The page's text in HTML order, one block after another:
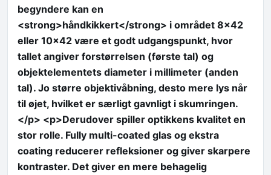
begyndere kan en
<strong>håndkikkert</strong> i området 8×42
eller 10×42 være et godt udgangspunkt, hvor
tallet angiver forstørrelsen (første tal) og
objektelementets diameter i millimeter (anden
tal). Jo større objektivåbning, desto mere lys når
til øjet, hvilket er særligt gavnligt i skumringen.
</p> <p>Derudover spiller optikkens kvalitet en
stor rolle. Fully multi-coated glas og ekstra
coating reducerer refleksioner og giver skarpere
kontraster. Det giver en mere behagelig